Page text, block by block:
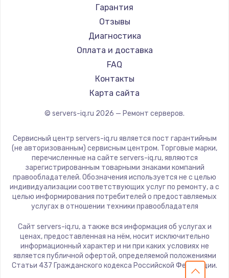
Гарантия
Отзывы
Диагностика
Оплата и доставка
FAQ
Контакты
Карта сайта
© servers-iq.ru 2026 — Ремонт серверов.
Сервисный центр servers-iq.ru является пост гарантийным
(не авторизованным) сервисным центром. Торговые марки,
перечисленные на сайте servers-iq.ru, являются
зарегистрированным товарными знаками компаний
правообладателей. Обозначения используется не с целью
индивидуализации соответствующих услуг по ремонту, а с
целью информирования потребителей о предоставляемых
услугах в отношении техники правообладателя
Сайт servers-iq.ru, а также вся информация об услугах и
ценах, предоставленная на нём, носит исключительно
информационный характер и ни при каких условиях не
является публичной офертой, определяемой положениями
Статьи 437 Гражданского кодекса Российской Федерации.